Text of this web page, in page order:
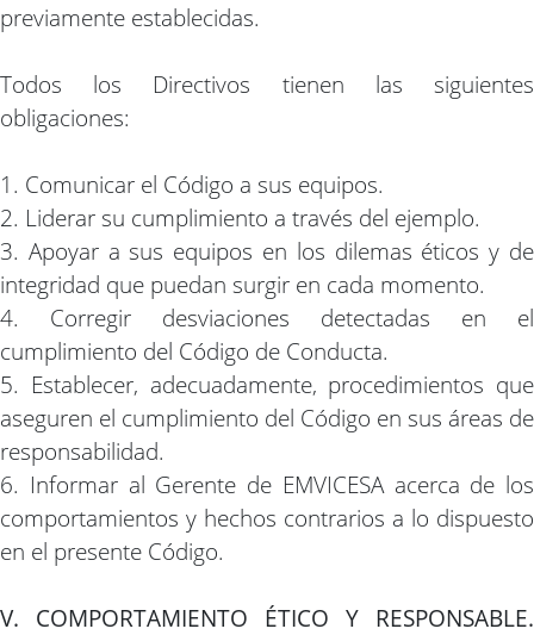
previamente establecidas.
Todos los Directivos tienen las siguientes
obligaciones:
1. Comunicar el Código a sus equipos.
2. Liderar su cumplimiento a través del ejemplo.
3. Apoyar a sus equipos en los dilemas éticos y de
integridad que puedan surgir en cada momento.
4. Corregir desviaciones detectadas en el
cumplimiento del Código de Conducta.
5. Establecer, adecuadamente, procedimientos que
aseguren el cumplimiento del Código en sus áreas de
responsabilidad.
6. Informar al Gerente de EMVICESA acerca de los
comportamientos y hechos contrarios a lo dispuesto
en el presente Código.
V. COMPORTAMIENTO ÉTICO Y RESPONSABLE.